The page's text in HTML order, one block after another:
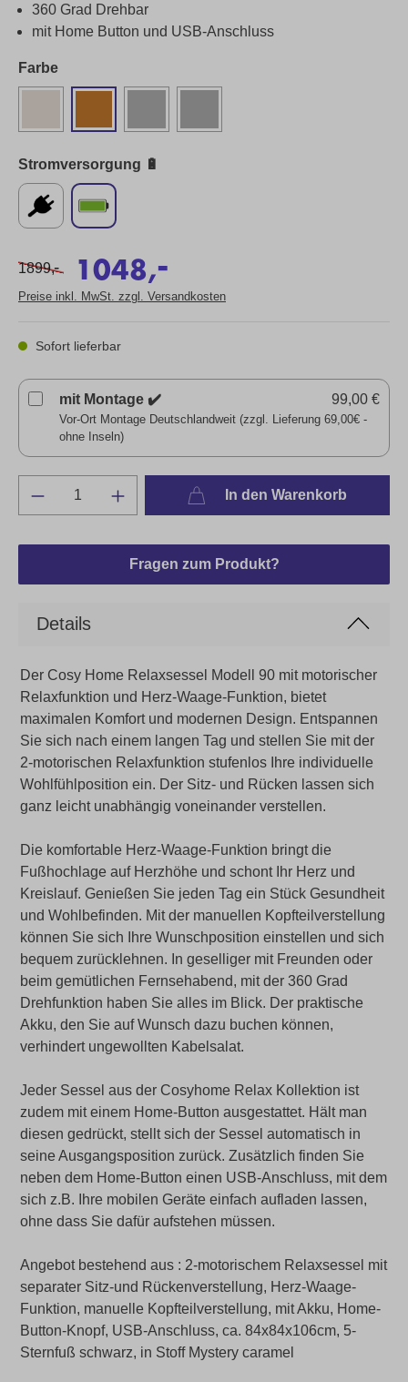
360 Grad Drehbar
mit Home Button und USB-Anschluss
Farbe
Stromversorgung 🔋
1899,- 1048,
-
Preise inkl. MwSt. zzgl. Versandkosten
Sofort lieferbar
mit Montage ✔️
Vor-Ort Montage Deutschlandweit (zzgl. Lieferung 69,00€ -
ohne Inseln)
99,00 €
In den Warenkorb
Fragen zum Produkt?
Details
Der Cosy Home Relaxsessel Modell 90 mit motorischer
Relaxfunktion und Herz-Waage-Funktion, bietet
maximalen Komfort und modernen Design. Entspannen
Sie sich nach einem langen Tag und stellen Sie mit der
2-motorischen Relaxfunktion stufenlos Ihre individuelle
Wohlfühlposition ein. Der Sitz- und Rücken lassen sich
ganz leicht unabhängig voneinander verstellen.
Die komfortable Herz-Waage-Funktion bringt die
Fußhochlage auf Herzhöhe und schont Ihr Herz und
Kreislauf. Genießen Sie jeden Tag ein Stück Gesundheit
und Wohlbefinden. Mit der manuellen Kopfteilverstellung
können Sie sich Ihre Wunschposition einstellen und sich
bequem zurücklehnen. In geselliger mit Freunden oder
beim gemütlichen Fernsehabend, mit der 360 Grad
Drehfunktion haben Sie alles im Blick. Der praktische
Akku, den Sie auf Wunsch dazu buchen können,
verhindert ungewollten Kabelsalat.
Jeder Sessel aus der Cosyhome Relax Kollektion ist
zudem mit einem Home-Button ausgestattet. Hält man
diesen gedrückt, stellt sich der Sessel automatisch in
seine Ausgangsposition zurück. Zusätzlich finden Sie
neben dem Home-Button einen USB-Anschluss, mit dem
sich z.B. Ihre mobilen Geräte einfach aufladen lassen,
ohne dass Sie dafür aufstehen müssen.
Angebot bestehend aus : 2-motorischem Relaxsessel mit
separater Sitz-und Rückenverstellung, Herz-Waage-
Funktion, manuelle Kopfteilverstellung, mit Akku, Home-
Button-Knopf, USB-Anschluss, ca. 84x84x106cm, 5-
Sternfuß schwarz, in Stoff Mystery carame